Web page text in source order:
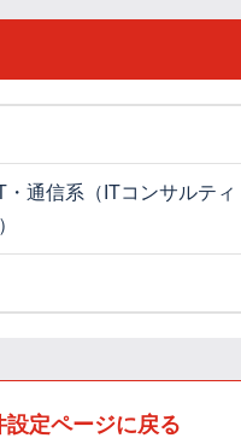
通信系（ITコンサルティ
設定ページに戻る